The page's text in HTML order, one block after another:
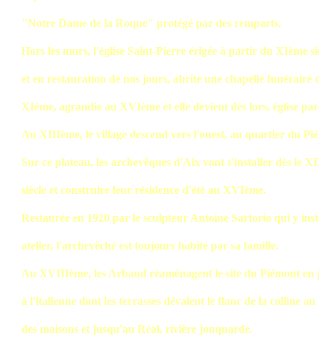
"Notre Dame de la Roque" protégé par des remparts.
Hors les murs, l'église Saint-Pierre érigée à partir du XIème
et en restauration de nos jours, abrite une chapelle funéraire
XIème, agrandie au XVIème et elle devient dès lors, église
Au XIIIème, le village descend vers l'ouest, au quartier du
Sur ce plateau, les archevêques d'Aix vont s'installer dès le
siècle et construire leur résidence d'été au XVIème.
Restaurée en 1920 par le sculpteur Antoine Sartorio qui y
atelier, l'archevêché est toujours habité par sa famille.
Au XVIIIème, les Arbaud réaménagent le site du Piémont en
à l'italienne dont les terrasses dévalent le flanc de la colline
des maisons et jusqu'au Réal, rivière jouquarde.